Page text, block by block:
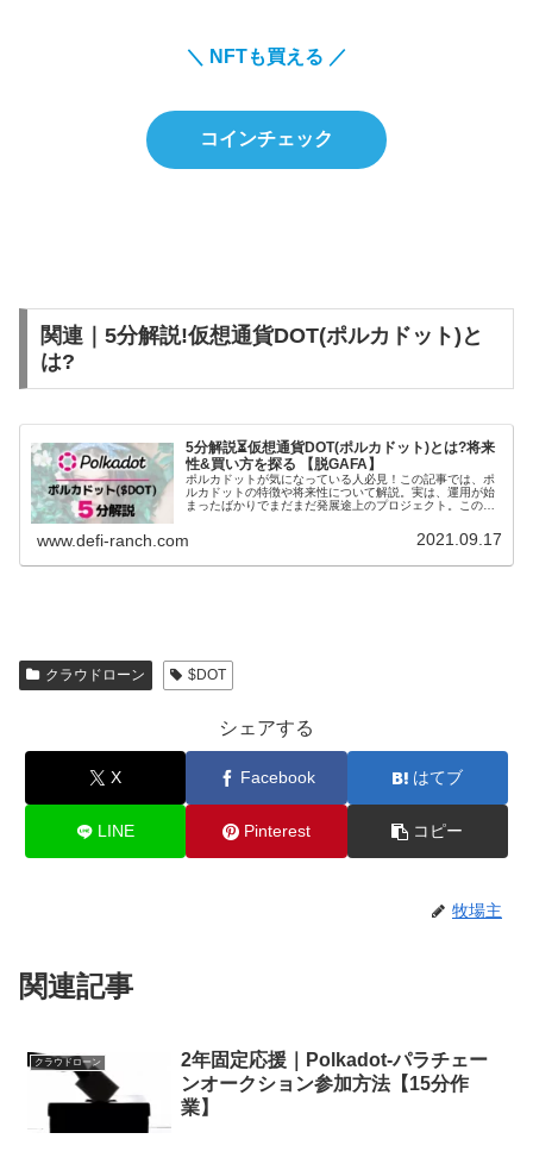
＼ NFTも買える ／
コインチェック
関連｜5分解説!仮想通貨DOT(ポルカドット)と
は?
5分解説⏳仮想通貨DOT(ポルカドット)とは?将来
性&買い方を探る 【脱GAFA】
ポルカドットが気になっている人必見！この記事では、ポ
ルカドットの特徴や将来性について解説。実は、運用が始
まったばかりでまだまだ発展途上のプロジェクト。この記
www.defi-ranch.com 2021.09.17
クラウドローン $DOT
シェアする
X Facebook はてブ
LINE Pinterest コピー
牧場主
関連記事
クラウドローン
2年固定応援｜Polkadot-パラチェー
ンオークション参加方法【15分作
業】